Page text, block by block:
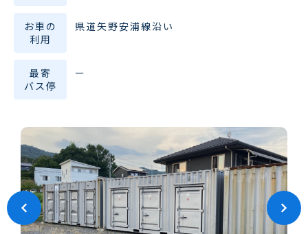
お車の
利用
県道矢野安浦線沿い
最寄
バス停
ー